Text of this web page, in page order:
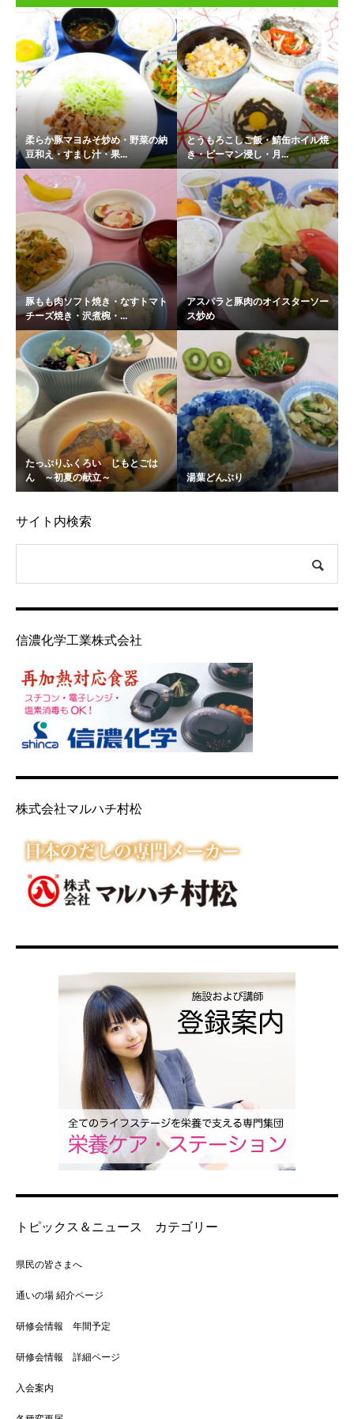
柔らか豚マヨみそ炒め・野菜の納
豆和え・すまし汁・果...
とうもろこしご飯・鯖缶ホイル焼
き・ピーマン浸し・月...
豚もも肉ソフト焼き・なすトマト
チーズ焼き・沢煮椀・...
アスパラと豚肉のオイスターソー
ス炒め
たっぷりふくろい じもとごは
ん ～初夏の献立～
湯葉どんぶり
サイト内検索
信濃化学工業株式会社
株式会社マルハチ村松
トピックス＆ニュース カテゴリー
県民の皆さまへ
通いの場 紹介ページ
研修会情報 年間予定
研修会情報 詳細ページ
入会案内